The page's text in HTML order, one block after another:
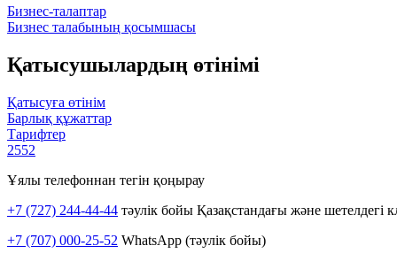
Бизнес-талаптар
Бизнес талабының қосымшасы
Қатысушылардың өтінімі
Қатысуға өтінім
Барлық құжаттар
Тарифтер
2552
Ұялы телефоннан тегін қоңырау
+7 (727) 244-44-44 тәулік бойы Қазақстандағы және шетелдегі
+7 (707) 000-25-52 WhatsApp (тәулік бойы)